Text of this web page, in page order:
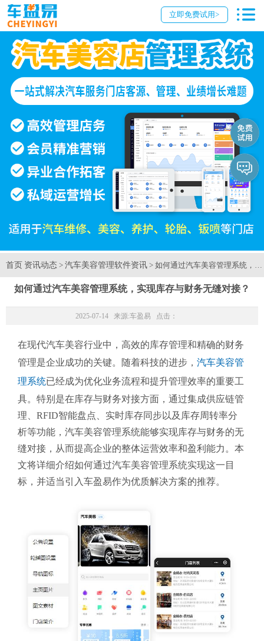
立即免费试用>
首页 资讯动态 > 汽车美容管理软件资讯 > 如何通过汽车美容管理系统，
如何通过汽车美容管理系统，实现库存与财务无缝对接？
2025-07-14 来源:车盈易 点击：
在现代汽车美容行业中，高效的库存管理和精确的财务
管理是企业成功的关键。随着科技的进步， 汽车美容管
理系统已经成为优化业务流程和提升管理效率的重要工
具。特别是在库存与财务对接方面，通过集成供应链管
理、RFID智能盘点、实时库存同步以及库存周转率分
析等功能，汽车美容管理系统能够实现库存与财务的无
缝对接，从而提高企业的整体运营效率和盈利能力。本
文将详细介绍如何通过汽车美容管理系统实现这一目
标，并适当引入车盈易作为优质解决方案的推荐。